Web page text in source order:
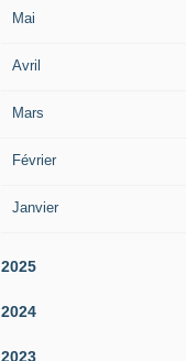
Mai
Avril
Mars
Février
Janvier
2025
2024
2023